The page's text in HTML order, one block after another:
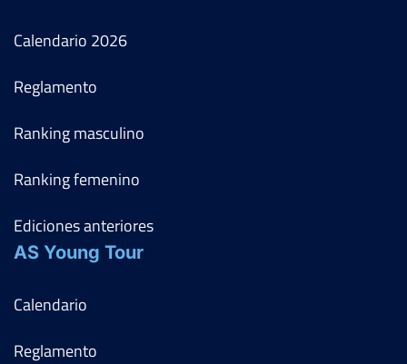
Calendario 2026
Reglamento
Ranking masculino
Ranking femenino
Ediciones anteriores
AS Young Tour
Calendario
Reglamento